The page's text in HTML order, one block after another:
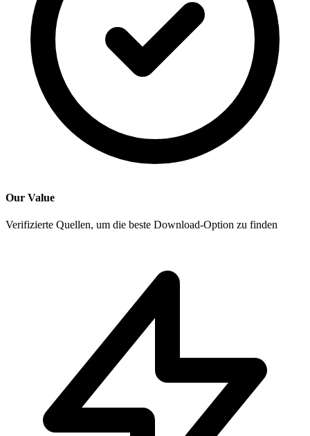
Our Value
Verifizierte Quellen, um die beste Download-Option zu finden